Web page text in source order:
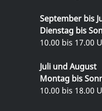
September bis
Dienstag bis
10.00 bis 17.00
Juli und August
Montag bis
10.00 bis 18.00